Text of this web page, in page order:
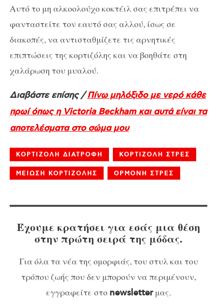
Αυτό το μη αλκοολούχο κοκτέιλ σας επιτρέπει να
φανταστείτε τον εαυτό σας αλλού, ίσως σε
διακοπές, να αντισταθμίζετε τις αρνητικές
επιπτώσεις της κορτιζόλης και να βοηθάτε στη
χαλάρωση του μυαλού.
Διαβάστε επίσης /Πίνω μηλόξιδο με νερό κάθε
πρωί όπως η Victoria Beckham και αυτά είναι τα
αποτελέσματα στο σώμα μου
ΚΟΡΤΙΖΟΛΗ ΔΙΑΤΡΟΦΗ ΚΟΡΤΙΖΟΛΗ ΣΤΡΕΣ
ΜΕΙΩΣΗ ΚΟΡΤΙΖΟΛΗΣ ΟΡΜΟΝΗ ΣΤΡΕΣ
Έχουμε κρατήσει για εσάς μια θέση
στην πρώτη σειρά της μόδας.
Για όλα τα νέα της ομορφιάς, του στυλ και του
τρόπου ζωής που δεν μπορούν να περιμένουν,
εγγραφείτε στο newsletterμας.